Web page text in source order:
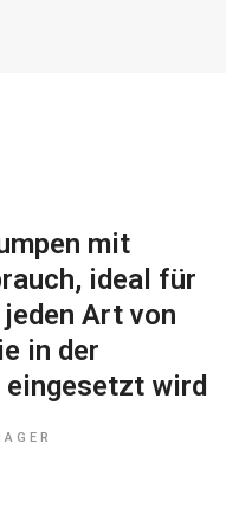
mit
ideal für
Art von
in der
wird